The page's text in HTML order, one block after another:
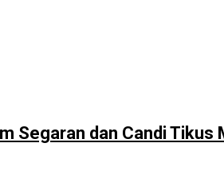
Segaran dan Candi Tikus